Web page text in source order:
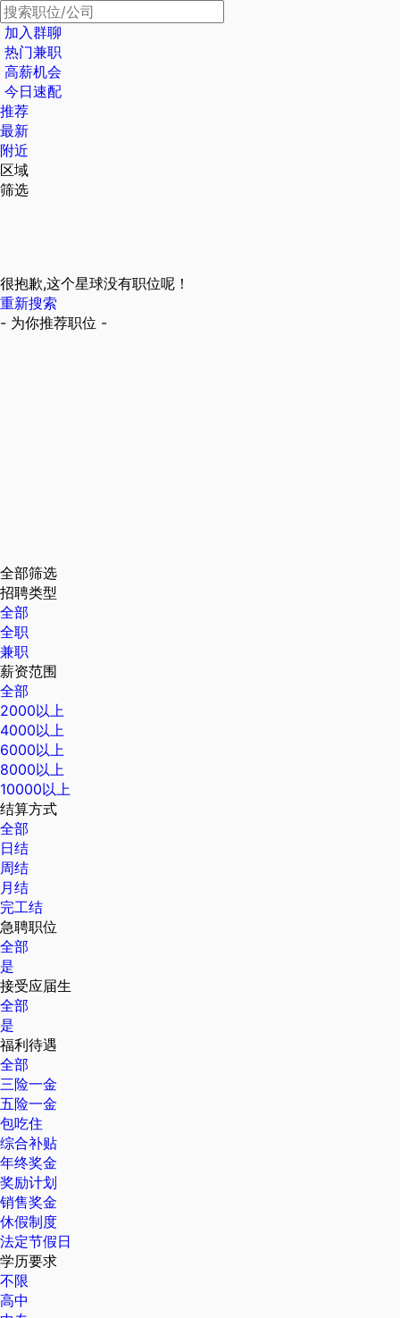
加入群聊
热门兼职
高薪机会
今日速配
推荐
最新
附近
区域
筛选
很抱歉,这个星球没有职位呢！
重新搜索
- 为你推荐职位 -
全部筛选
招聘类型
全部
全职
兼职
薪资范围
全部
2000以上
4000以上
6000以上
8000以上
10000以上
结算方式
全部
日结
周结
月结
完工结
急聘职位
全部
是
接受应届生
全部
是
福利待遇
全部
三险一金
五险一金
包吃住
综合补贴
年终奖金
奖励计划
销售奖金
休假制度
法定节假日
学历要求
不限
高中